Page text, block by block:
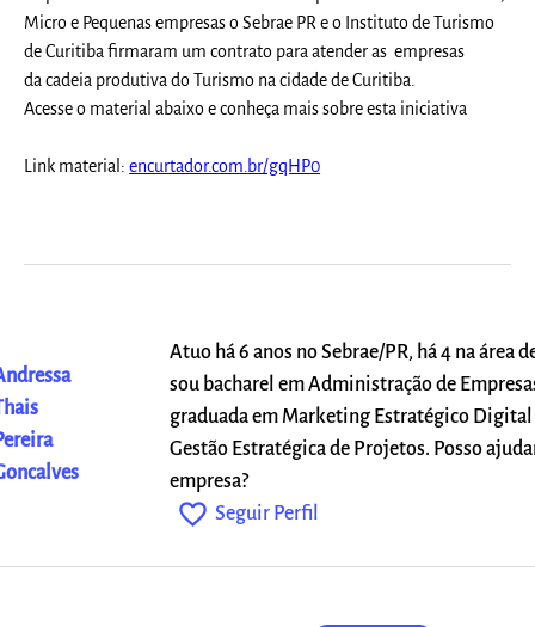
Micro e Pequenas empresas o Sebrae PR e o Instituto de Turismo
de Curitiba firmaram um contrato para atender as empresas
da cadeia produtiva do Turismo na cidade de Curitiba.
Acesse o material abaixo e conheça mais sobre esta iniciativa
Link material:encurtador.com.br/gqHP0
Atuo há 6 anos no Sebrae/PR, há 4 na área
sou bacharel em Administração de
graduada em Marketing Estratégico Digital
Gestão Estratégica de Projetos. Posso
empresa?
favorite_outline Seguir Perfil